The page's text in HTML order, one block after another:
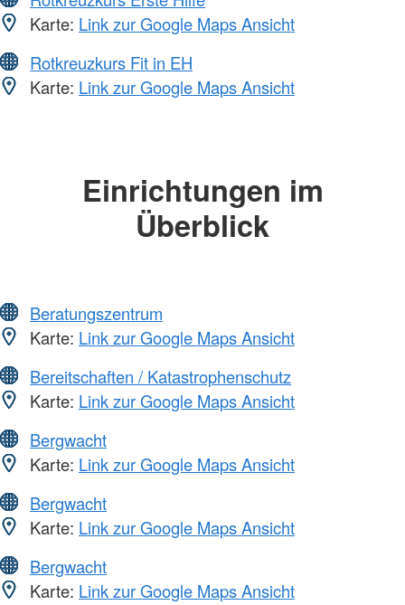
Karte: Link zur Google Maps Ansicht
Rotkreuzkurs Fit in EH
Karte: Link zur Google Maps Ansicht
Einrichtungen im
Überblick
Beratungszentrum
Karte: Link zur Google Maps Ansicht
Bereitschaften / Katastrophenschutz
Karte: Link zur Google Maps Ansicht
Bergwacht
Karte: Link zur Google Maps Ansicht
Bergwacht
Karte: Link zur Google Maps Ansicht
Bergwacht
Karte: Link zur Google Maps Ansicht